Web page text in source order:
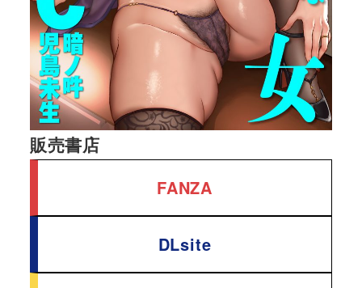
販売書店
FANZA
DLsite